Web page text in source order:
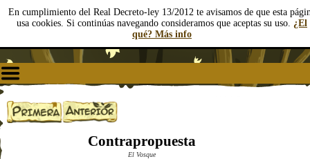
En cumplimiento del Real Decreto-ley 13/2012 te avisamos de que esta
usa cookies. Si continúas navegando consideramos que aceptas su uso. ¿El
qué? Más info
Contrapropuesta
El Vosque